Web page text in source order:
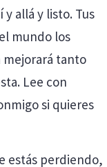
allá y listo. Tus
mundo los
mejorará tanto
Lee con
si quieres
estás perdiendo,